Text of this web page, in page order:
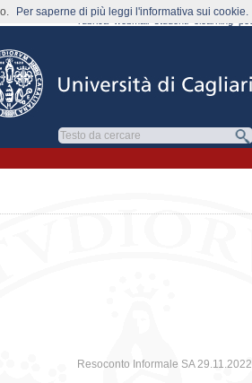
rubrica webmail
Resoconto Informale SA 29.11.2022
Per saperne di più leggi l'informativa sui cookie.